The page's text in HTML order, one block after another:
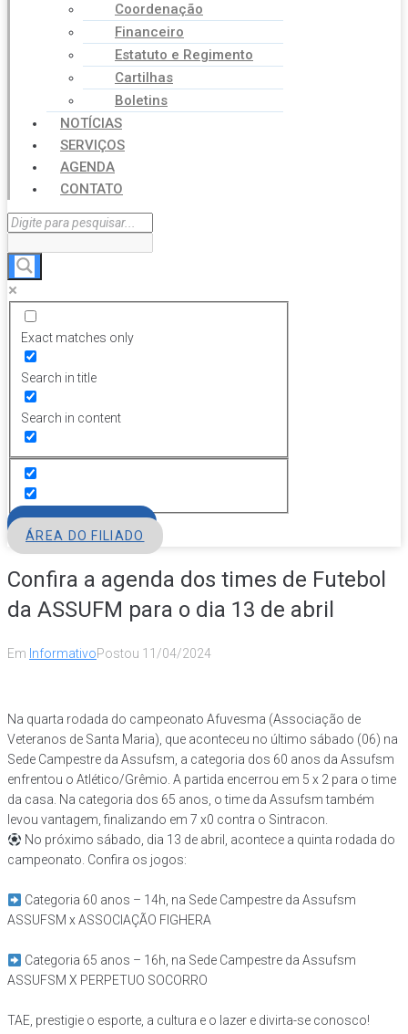
Coordenação
Financeiro
Estatuto e Regimento
Cartilhas
Boletins
NOTÍCIAS
SERVIÇOS
AGENDA
CONTATO
Exact matches only
Search in title
Search in content
ÁREA DO FILIADO
Confira a agenda dos times de Futebol
da ASSUFM para o dia 13 de abril
Em InformativoPostou 11/04/2024
Na quarta rodada do campeonato Afuvesma (Associação de
Veteranos de Santa Maria), que aconteceu no último sábado (06) na
Sede Campestre da Assufsm, a categoria dos 60 anos da Assufsm
enfrentou o Atlético/Grêmio. A partida encerrou em 5 x 2 para o time
da casa. Na categoria dos 65 anos, o time da Assufsm também
levou vantagem, finalizando em 7 x0 contra o Sintracon.
No próximo sábado, dia 13 de abril, acontece a quinta rodada do
campeonato. Confira os jogos:
Categoria 60 anos – 14h, na Sede Campestre da Assufsm
ASSUFSM x ASSOCIAÇÃO FIGHERA
Categoria 65 anos – 16h, na Sede Campestre da Assufsm
ASSUFSM X PERPETUO SOCORRO
TAE, prestigie o esporte, a cultura e o lazer e divirta-se conosco!